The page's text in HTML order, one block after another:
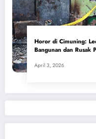
Horor di Cimuning:
Bangunan dan Rusak
April 3, 2026